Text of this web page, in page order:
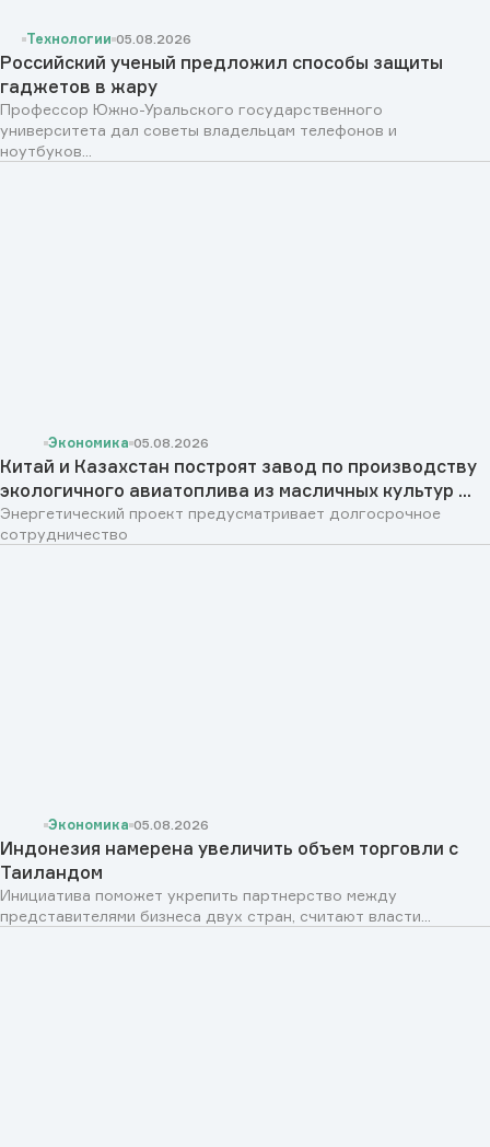
Технологии 05.08.2026
Российский ученый предложил способы защиты
гаджетов в жару
Профессор Южно-Уральского государственного
университета дал советы владельцам телефонов и
ноутбуков...
Экономика 05.08.2026
Китай и Казахстан построят завод по производству
экологичного авиатоплива из масличных культур ...
Энергетический проект предусматривает долгосрочное
сотрудничество
Экономика 05.08.2026
Индонезия намерена увеличить объем торговли с
Таиландом
Инициатива поможет укрепить партнерство между
представителями бизнеса двух стран, считают власти...